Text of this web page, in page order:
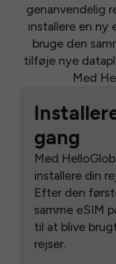
genanvendelig
installere en ny
bruge den
tilføje nye
Med
gang
Med
installere din
Efter den
samme eSIM
til at blive
rejser.